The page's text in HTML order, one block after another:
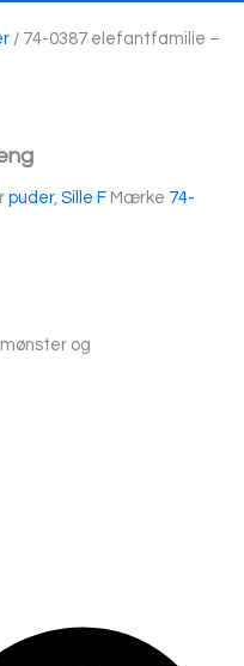
/ 74-0387 elefantfamilie –
puder, Sille F Mærke 74-
mønster og